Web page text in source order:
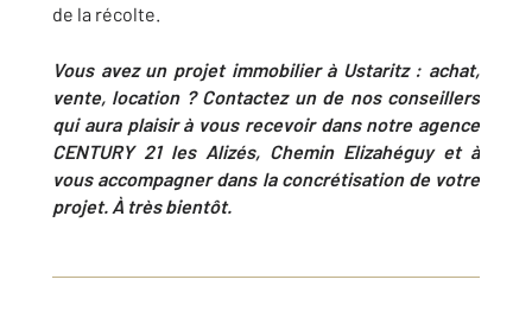
de la récolte.
Vous avez un projet immobilier à Ustaritz : achat,
vente, location ? Contactez un de nos conseillers
qui aura plaisir à vous recevoir dans notre agence
CENTURY 21 les Alizés, Chemin Elizahéguyet à
vous accompagner dans la concrétisation de votre
projet. À très bientôt.